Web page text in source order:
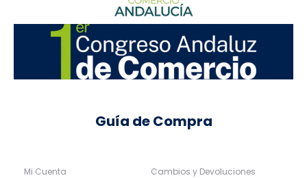
Guía de Compra
Mi Cuenta Cambios y Devoluciones